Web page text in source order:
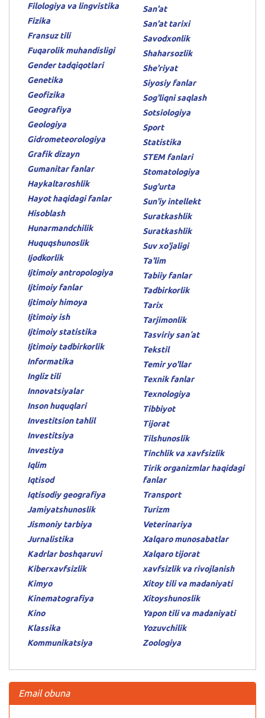
Filologiya va lingvistika
Fizika
Fransuz tili
Fuqarolik muhandisligi
Gender tadqiqotlari
Genetika
Geofizika
Geografiya
Geologiya
Gidrometeorologiya
Grafik dizayn
Gumanitar fanlar
Haykaltaroshlik
Hayot haqidagi fanlar
Hisoblash
Hunarmandchilik
Huquqshunoslik
Ijodkorlik
Ijtimoiy antropologiya
Ijtimoiy fanlar
Ijtimoiy himoya
Ijtimoiy ish
Ijtimoiy statistika
Ijtimoiy tadbirkorlik
Informatika
Ingliz tili
Innovatsiyalar
Inson huquqlari
Investitsion tahlil
Investitsiya
Investiya
Iqlim
Iqtisod
Iqtisodiy geografiya
Jamiyatshunoslik
Jismoniy tarbiya
Jurnalistika
Kadrlar boshqaruvi
Kiberxavfsizlik
Kimyo
Kinematografiya
Kino
Klassika
Kommunikatsiya
San'at
San'at tarixi
Savodxonlik
Shaharsozlik
She'riyat
Siyosiy fanlar
Sog'liqni saqlash
Sotsiologiya
Sport
Statistika
STEM fanlari
Stomatologiya
Sug'urta
Sun'iy intellekt
Suratkashlik
Suratkashlik
Suv xo'jaligi
Ta'lim
Tabiiy fanlar
Tadbirkorlik
Tarix
Tarjimonlik
Tasviriy sanʼat
Tekstil
Temir yo'llar
Texnik fanlar
Texnologiya
Tibbiyot
Tijorat
Tilshunoslik
Tinchlik va xavfsizlik
Tirik organizmlar haqidagi
fanlar
Transport
Turizm
Veterinariya
Xalqaro munosabatlar
Xalqaro tijorat
xavfsizlik va rivojlanish
Xitoy tili va madaniyati
Xitoyshunoslik
Yapon tili va madaniyati
Yozuvchilik
Zoologiya
Email obuna